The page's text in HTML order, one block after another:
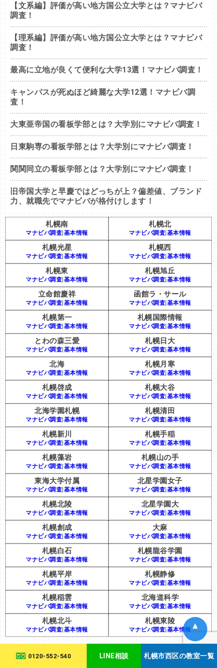
0120-552-540 LINE相談 札幌市西区の教室一覧
【文系編】評価が高い地方国公立大学とは？マナビバ
調査！
【理系編】評価が高い地方国公立大学とは？マナビバ
調査！
最高に立地が良くて便利な大学13選！マナビバ調査！
キャンパスが死ぬほど綺麗な大学12選！マナビバ調
査！
大東亜帝国の看板学部とは？大学別にマナビバ調査！
日東駒専の看板学部とは？大学別にマナビバ調査！
関関同立の看板学部とは？大学別にマナビバ調査！
旧帝国大学と早慶ではどっちが上？偏差値、ブランド
力、就職先でマナビバが格付けします！
札幌南
マナビバ調査|基本情報
札幌北
マナビバ調査|基本情報
札幌光星
マナビバ調査|基本情報
札幌西
マナビバ調査|基本情報
札幌東
マナビバ調査|基本情報
札幌旭丘
マナビバ調査|基本情報
立命館慶祥
マナビバ調査|基本情報
函館ラ・サール
マナビバ調査|基本情報
札幌第一
マナビバ調査|基本情報
札幌国際情報
マナビバ調査|基本情報
とわの森三愛
マナビバ調査|基本情報
札幌日大
マナビバ調査|基本情報
北海
マナビバ調査|基本情報
札幌月寒
マナビバ調査|基本情報
札幌啓成
マナビバ調査|基本情報
札幌大谷
マナビバ調査|基本情報
北海学園札幌
マナビバ調査|基本情報
札幌清田
マナビバ調査|基本情報
札幌新川
マナビバ調査|基本情報
札幌手稲
マナビバ調査|基本情報
札幌藻岩
マナビバ調査|基本情報
札幌山の手
マナビバ調査|基本情報
東海大学付属
マナビバ調査|基本情報
北星学園女子
マナビバ調査|基本情報
札幌北陵
マナビバ調査|基本情報
北星学園大
マナビバ調査|基本情報
札幌創成
マナビバ調査|基本情報
大麻
マナビバ調査|基本情報
札幌白石
マナビバ調査|基本情報
札幌龍谷学園
マナビバ調査|基本情報
札幌平岸
マナビバ調査|基本情報
札幌静修
マナビバ調査|基本情報
札幌稲雲
マナビバ調査|基本情報
北海道科学
マナビバ調査|基本情報
札幌北斗
マナビバ調査|基本情報
札幌東陵
マナビバ調査|基本情報 ▲